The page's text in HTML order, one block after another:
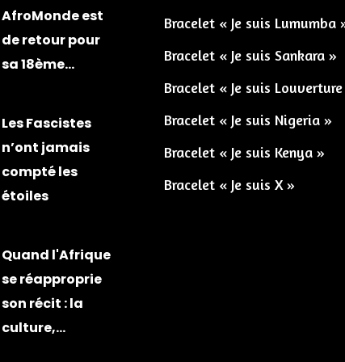
AfroMonde est
de retour pour
sa 18ème...
Les Fascistes
n’ont jamais
compté les
étoiles
Quand l'Afrique
se réapproprie
son récit : la
culture,...
Bracelet « Je suis Lumumba
Bracelet « Je suis Sankara »
Bracelet « Je suis
Bracelet « Je suis Nigeria »
Bracelet « Je suis Kenya »
Bracelet « Je suis X »